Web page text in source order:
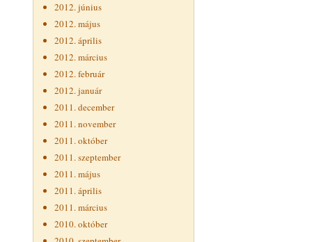
2012. június
2012. május
2012. április
2012. március
2012. február
2012. január
2011. december
2011. november
2011. október
2011. szeptember
2011. május
2011. április
2011. március
2010. október